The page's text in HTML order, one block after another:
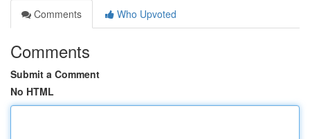
Comments
Who Upvoted
Comments
Submit a Comment
No HTML